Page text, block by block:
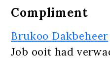
Compliment
Brukoo Dakbeheer
Job ooit had